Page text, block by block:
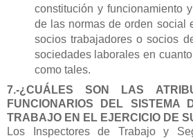
constitución y funcionamiento
de las normas de orden social
socios trabajadores o socios
sociedades laborales en
como tales.
7.-¿CUÁLES SON LAS
FUNCIONARIOS DEL SISTEMA
TRABAJO EN EL EJERCICIO DE
Los Inspectores de Trabajo y